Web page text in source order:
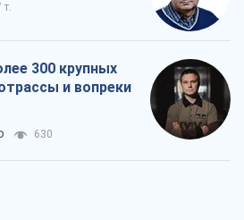
т.
300 крупных
и вопреки
630